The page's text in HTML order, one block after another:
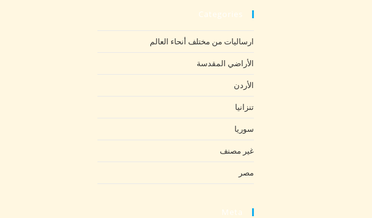
Categories
ارساليات من مختلف أنحاء العالم
الأراضي المقدسة
الأردن
تنزانيا
سوريا
غير مصنف
مصر
Meta